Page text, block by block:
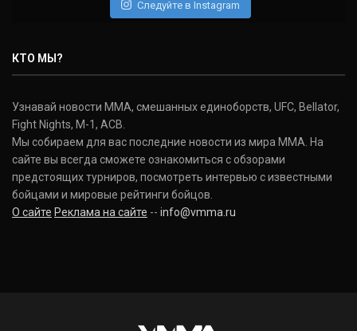
Следуйте в Instagram
КТО МЫ?
Узнавай новости ММА, смешанных единоборств, UFC, Bellator,
Fight Nights, M-1, ACB.
Мы собираем для вас последние новости из мира ММА. На
сайте вы всегда сможете ознакомиться с обзорами
предстоящих турниров, посмотреть интервью с известными
бойцами и мировые рейтинги бойцов.
О сайте Реклама на сайте -- info@vmma.ru